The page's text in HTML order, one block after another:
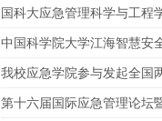
国科大应急管理科学与工程
中国科学院大学江海智慧安
我校应急学院参与发起全国
第十六届国际应急管理论坛